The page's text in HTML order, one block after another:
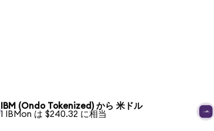
IBM (Ondo Tokenized) から 米ドル
1 IBMon は $240.32 に相当